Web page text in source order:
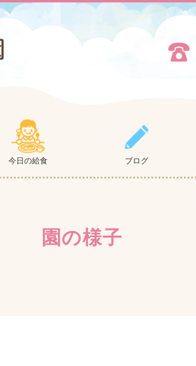
今日の給食 ブログ
園の様子